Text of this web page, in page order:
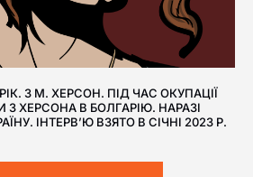
З М. ХЕРСОН. ПІД ЧАС ОКУПАЦІЇ
З ХЕРСОНА В БОЛГАРІЮ. НАРАЗІ
ІНТЕРВ’Ю ВЗЯТО В СІЧНІ 2023 Р.